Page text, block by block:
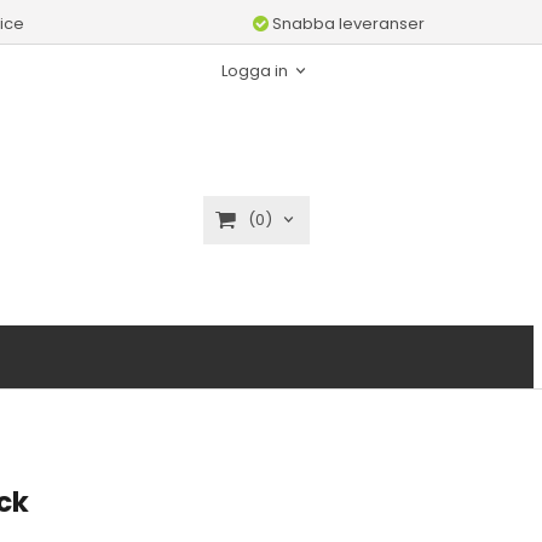
Snabba leveranser
Logga in
(0)